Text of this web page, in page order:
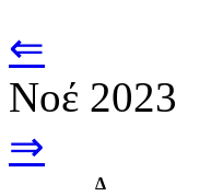
⇐
Νοέ 2023
⇒
Δ